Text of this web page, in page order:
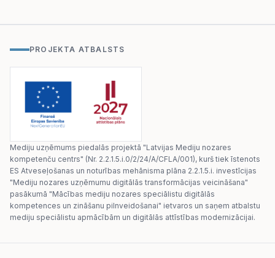
PROJEKTA ATBALSTS
Mediju uzņēmums piedalās projektā "Latvijas Mediju nozares
kompetenču centrs" (Nr. 2.2.1.5.i.0/2/24/A/CFLA/001), kurš tiek īstenots
ES Atveseļošanas un noturības mehānisma plāna 2.2.1.5.i. investīcijas
"Mediju nozares uzņēmumu digitālās transformācijas veicināšana"
pasākumā "Mācības mediju nozares speciālistu digitālās
kompetences un zināšanu pilnveidošanai" ietvaros un saņem atbalstu
mediju speciālistu apmācībām un digitālās attīstības modernizācijai.